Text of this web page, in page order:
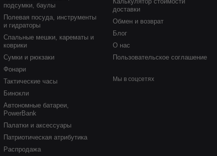
подсумки, баулы
Полевая посуда, инструменты
и гидраторы
Спальные мешки, карематы и
коврики
Сумки и рюкзаки
Фонари
Тактические часы
Бинокли
Автономные батареи,
PowerBank
Палатки и аксессуары
Патриотическая атрибутика
Распродажа
доставки
Обмен и возврат
Блог
О нас
Пользовательское соглашение
Мы в соцсетях